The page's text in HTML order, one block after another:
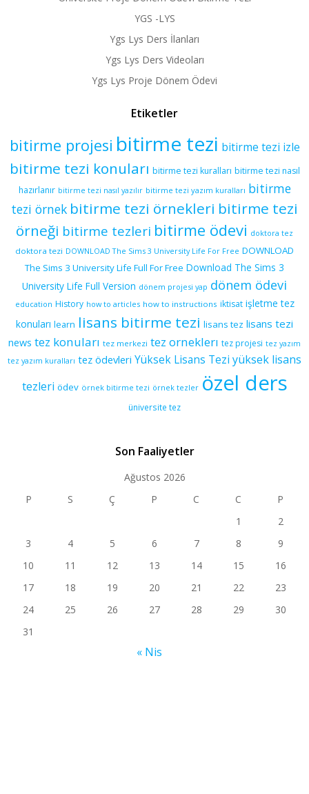
YGS -LYS
Ygs Lys Ders İlanları
Ygs Lys Ders Videoları
Ygs Lys Proje Dönem Ödevi
Etiketler
bitirme projesi bitirme tezi bitirme tezi izle
bitirme tezi konuları bitirme tezi kuralları bitirme tezi nasıl
hazırlanır bitirme tezi nasıl yazılır bitirme tezi yazım kuralları bitirme
tezi örnek bitirme tezi örnekleri bitirme tezi
örneği bitirme tezleri bitirme ödevi doktora tez
doktora tezi DOWNLOAD The Sims 3 University Life For Free DOWNLOAD
The Sims 3 University Life Full For Free Download The Sims 3
University Life Full Version dönem projesi yap dönem ödevi
education History how to articles how to instructions iktisat işletme tez
konuları learn lisans bitirme tezi lisans tez lisans tezi
news tez konuları tez merkezi tez orneklerı tez projesi tez yazım
tez yazım kuralları tez ödevleri Yüksek Lisans Tezi yüksek lisans
tezleri ödev örnek bitirme tezi örnek tezler özel ders
üniversite tez
Son Faaliyetler
Ağustos 2026
P
S Ç P C C
P
1
2
3
4 5 6 7 8
9
10
11 12 13 14 15
16
17
18 19 20 21 22
23
24
25 26 27 28 29
30
31
« Nis